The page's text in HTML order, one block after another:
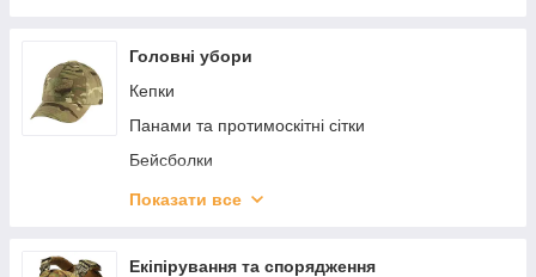
Кросівки
Сандалі та капці
Гамаші, бахіли та льодоходи
Головні убори
Кепки
Панами та протимоскітні сітки
Бейсболки
Берети
Арафатки та шемаги
Показати все
Екіпірування та спорядження